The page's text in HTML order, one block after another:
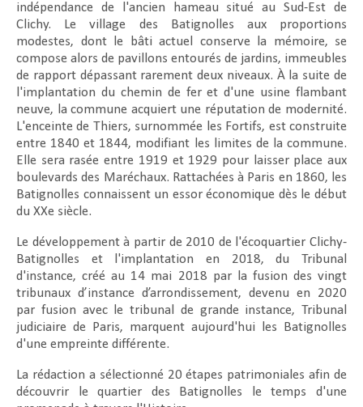
indépendance de l'ancien hameau situé au Sud-Est de
Clichy. Le village des Batignolles aux proportions
modestes, dont le bâti actuel conserve la mémoire, se
compose alors de pavillons entourés de jardins, immeubles
de rapport dépassant rarement deux niveaux. À la suite de
l'implantation du chemin de fer et d'une usine flambant
neuve, la commune acquiert une réputation de modernité.
L'enceinte de Thiers, surnommée les Fortifs, est construite
entre 1840 et 1844, modifiant les limites de la commune.
Elle sera rasée entre 1919 et 1929 pour laisser place aux
boulevards des Maréchaux. Rattachées à Paris en 1860, les
Batignolles connaissent un essor économique dès le début
du XXe siècle.
Le développement à partir de 2010 de l'écoquartier Clichy-
Batignolles et l'implantation en 2018, du Tribunal
d'instance, créé au 14 mai 2018 par la fusion des vingt
tribunaux d’instance d’arrondissement, devenu en 2020
par fusion avec le tribunal de grande instance, Tribunal
judiciaire de Paris, marquent aujourd'hui les Batignolles
d'une empreinte différente.
La rédaction a sélectionné 20 étapes patrimoniales afin de
découvrir le quartier des Batignolles le temps d'une